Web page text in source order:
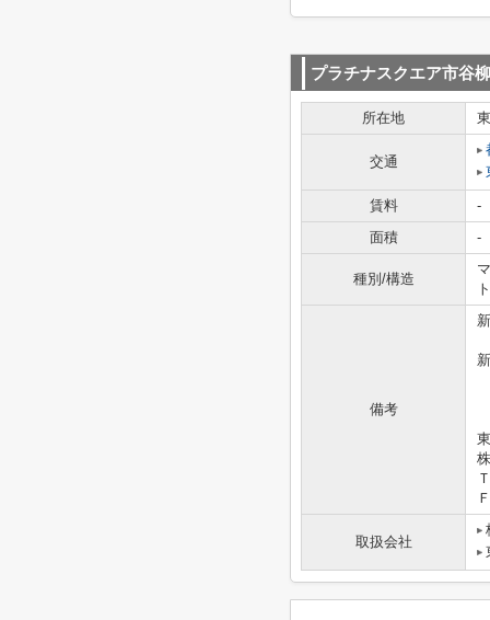
プラチナスクエア市谷
所在地
交通
賃料
-
面積
-
種別/構造
ト
備考
取扱会社